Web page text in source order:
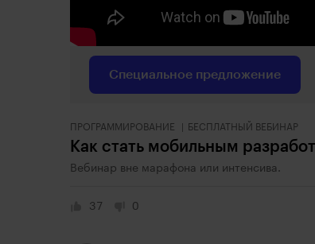
Специальное предложение
ПРОГРАММИРОВАНИЕ БЕСПЛАТНЫЙ ВЕБИНАР
Как стать мобильным
Вебинар вне марафона или интенсива.
37 0